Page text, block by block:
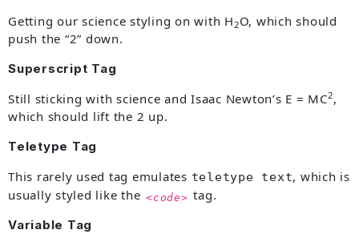
Getting our science styling on with H 2O, which should
push the “2” down.
Superscript Tag
Still sticking with science and Isaac Newton’s E = MC2,
which should lift the 2 up.
Teletype Tag
This rarely used tag emulates teletype text, which is
usually styled like the <code> tag.
Variable Tag